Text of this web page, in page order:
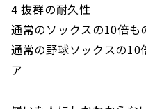
4 抜群の耐久性
通常のソックスの10倍も
通常の野球ソックスの10
ア